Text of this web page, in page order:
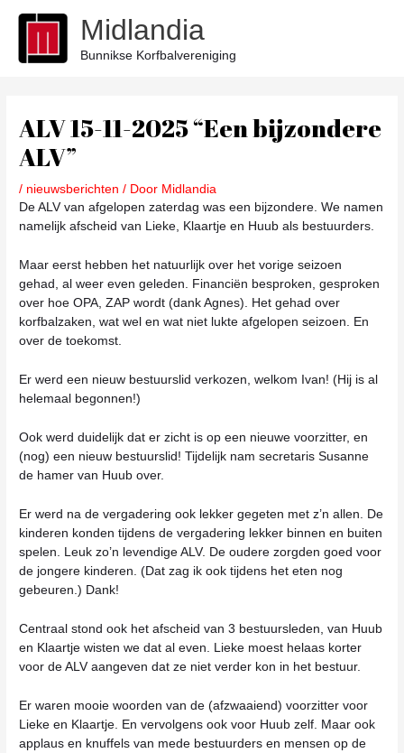
inhoud
Midlandia
Bunnikse Korfbalvereniging
ALV 15-11-2025 “Een bijzondere
ALV”
/ nieuwsberichten / Door Midlandia
De ALV van afgelopen zaterdag was een bijzondere. We namen
namelijk afscheid van Lieke, Klaartje en Huub als bestuurders.
Maar eerst hebben het natuurlijk over het vorige seizoen
gehad, al weer even geleden. Financiën besproken, gesproken
over hoe OPA, ZAP wordt (dank Agnes). Het gehad over
korfbalzaken, wat wel en wat niet lukte afgelopen seizoen. En
over de toekomst.
Er werd een nieuw bestuurslid verkozen, welkom Ivan! (Hij is al
helemaal begonnen!)
Ook werd duidelijk dat er zicht is op een nieuwe voorzitter, en
(nog) een nieuw bestuurslid! Tijdelijk nam secretaris Susanne
de hamer van Huub over.
Er werd na de vergadering ook lekker gegeten met z’n allen. De
kinderen konden tijdens de vergadering lekker binnen en buiten
spelen. Leuk zo’n levendige ALV. De oudere zorgden goed voor
de jongere kinderen. (Dat zag ik ook tijdens het eten nog
gebeuren.) Dank!
Centraal stond ook het afscheid van 3 bestuursleden, van Huub
en Klaartje wisten we dat al even. Lieke moest helaas korter
voor de ALV aangeven dat ze niet verder kon in het bestuur.
Er waren mooie woorden van de (afzwaaiend) voorzitter voor
Lieke en Klaartje. En vervolgens ook voor Huub zelf. Maar ook
applaus en knuffels van mede bestuurders en mensen op de